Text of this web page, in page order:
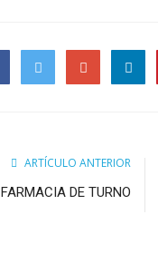
ARTÍCULO ANTERIOR
FARMACIA DE TURNO